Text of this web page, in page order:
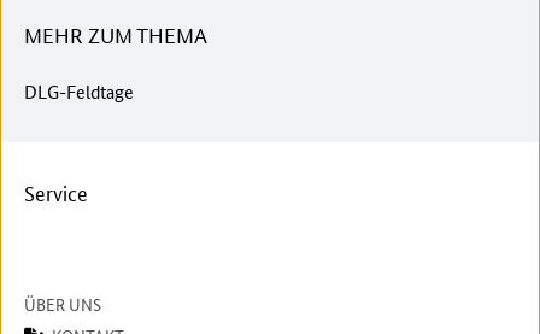
MEHR ZUM THEMA
DLG-Feldtage
Service
ÜBER UNS